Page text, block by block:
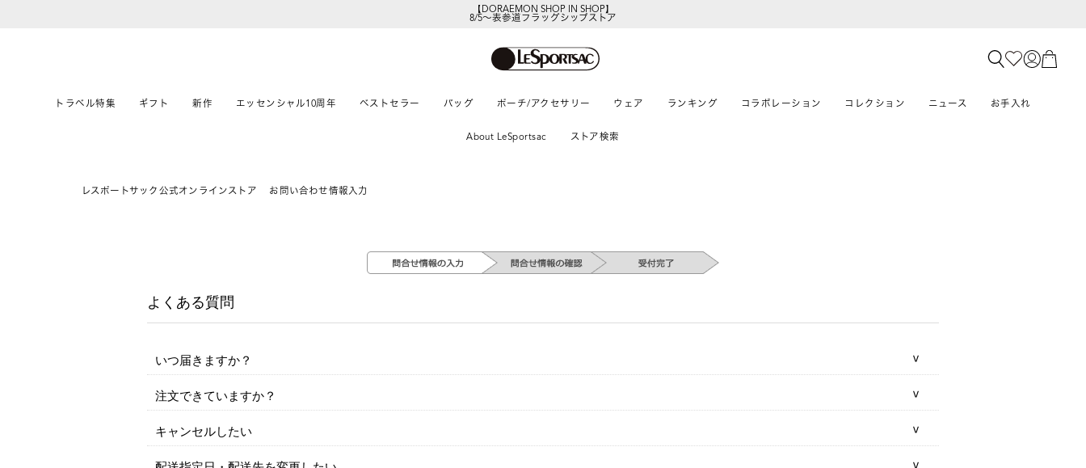
【DORAEMON SHOP IN SHOP】
8/5～表参道フラッグシップストア
トラベル特集 ギフト 新作 エッセンシャル10周年 ベストセラー バッグ ポーチ/アクセサリー ウェア ランキング コラボレーション コレクション ニュース お手入れ
About LeSportsac ストア検索
レスポートサック公式オンラインストア お問い合わせ情報入力
よくある質問
いつ届きますか？
注文できていますか？
キャンセルしたい